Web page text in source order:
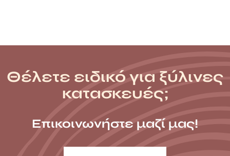
Θέλετε ειδικό για ξύλινες
κατασκευές;
Επικοινωνήστε μαζί μας!